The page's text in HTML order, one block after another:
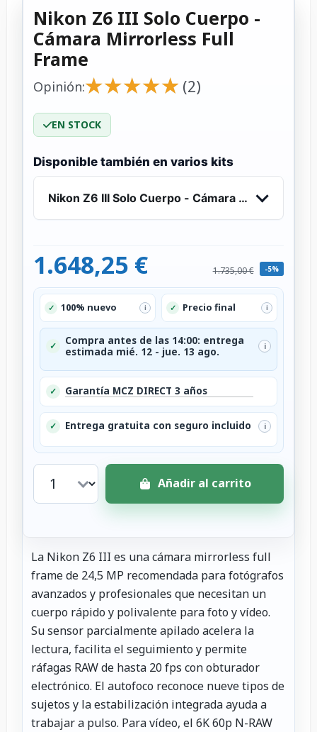
Nikon Z6 III Solo Cuerpo -
Cámara Mirrorless Full
Frame
Opinión:★
★★
★★
★★
★★
★ (2)
EN STOCK
Disponible también en varios kits
Nikon Z6 III Solo Cuerpo - Cámara Mirrorless
1.648,25 € 1.735,00 € -5%
✓ 100% nuevo i ✓ Precio final i
✓
Compra antes de las 14:00: entrega
estimada mié. 12 - jue. 13 ago.
i
✓ Garantía MCZ DIRECT 3 años
✓ Entrega gratuita con seguro incluido i
Añadir al carrito
La Nikon Z6 III es una cámara mirrorless full
frame de 24,5 MP recomendada para fotógrafos
avanzados y profesionales que necesitan un
cuerpo rápido y polivalente para foto y vídeo.
Su sensor parcialmente apilado acelera la
lectura, facilita el seguimiento y permite
ráfagas RAW de hasta 20 fps con obturador
electrónico. El autofoco reconoce nueve tipos de
sujetos y la estabilización integrada ayuda a
trabajar a pulso. Para vídeo, el 6K 60p N-RAW